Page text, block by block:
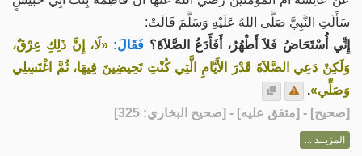
سَأَلَتِ النَّبِيَّ صَلَّى اللهُ عَلَيْهِ وَسَلَّمَ قَالَتْ:
إِنِّي أُسْتَحَاضُ فَلاَ أَطْهُرُ، أَفَأَدَعُ الصَّلاَةَ؟ فَقَالَ: «لَا، إِنَّ ذَلِكِ عِرْقٌ،
وَلَكِنْ دَعِي الصَّلاَةَ قَدْرَ الأَيَّامِ الَّتِي كُنْتِ تَحِيضِينَ فِيهَا، ثُمَّ اغْتَسِلِي
وَصَلِّي».
[صحيح] - [متفق عليه] - [صحيح البخاري: 325]
المزيــد ...